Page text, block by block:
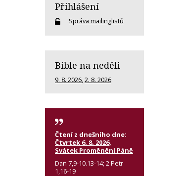
Přihlášení
Správa mailinglistů
Bible na neděli
9. 8. 2026 2. 8. 2026
Čtení z dnešního dne:
Čtvrtek 6. 8. 2026,
Svátek Proměnění Páně
Dan 7,9-10.13-14; 2 Petr
1,16-19